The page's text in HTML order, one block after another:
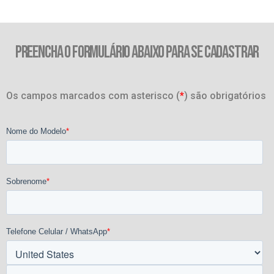
PREENCHA O FORMULÁRIO ABAIXO PARA SE CADASTRAR
Os campos marcados com asterisco (*) são obrigatórios